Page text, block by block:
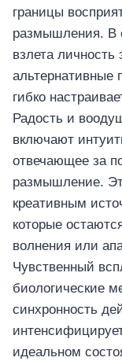
границы
размышления. В
взлета
альтернативные
гибко
Радость и
включают
отвечающее за
размышление.
креативным
которые
волнения или
Чувственный
биологические
синхронность
идеальном